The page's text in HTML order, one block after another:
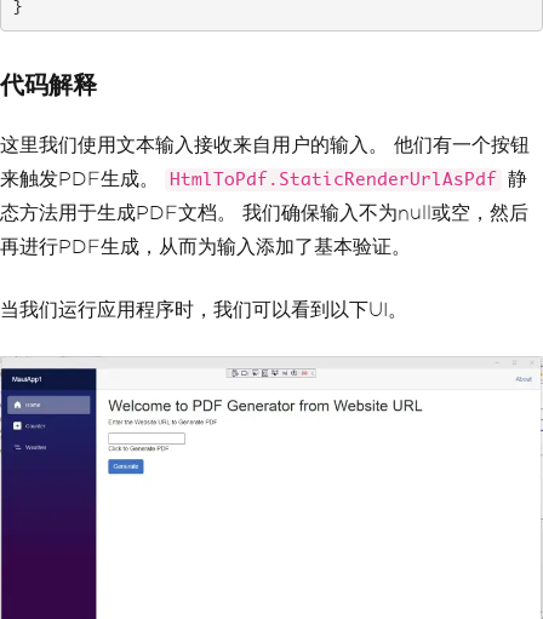
}
代码解释
这里我们使用文本输入接收来自用户的输入。 他们有一个按钮
来触发PDF生成。
HtmlToPdf.StaticRenderUrlAsPdf
静
态方法用于生成PDF文档。 我们确保输入不为null或空，然后
再进行PDF生成，从而为输入添加了基本验证。
当我们运行应用程序时，我们可以看到以下UI。